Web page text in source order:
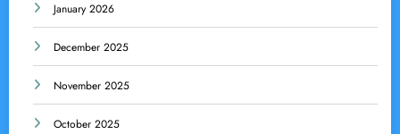
January 2026
December 2025
November 2025
October 2025